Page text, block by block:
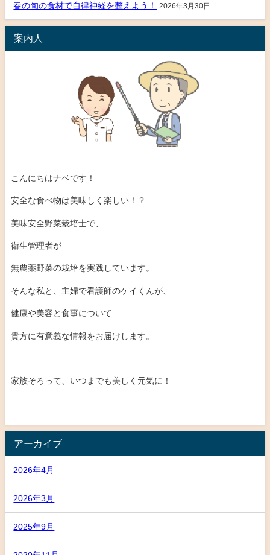
春の旬の食材で自律神経を整えよう！ 2026年3月30日
案内人
こんにちはナベです！
安全な食べ物は美味しく楽しい！？
美味安全野菜栽培士で、
衛生管理者が
無農薬野菜の栽培を実践しています。
そんな私と、主婦で看護師のケイくんが、
健康や美容と食事について
貴方に有意義な情報をお届けします。
家族そろって、いつまでも美しく元気に！
アーカイブ
2026年4月
2026年3月
2025年9月